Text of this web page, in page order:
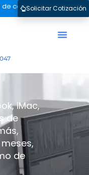
Solicitar Cotización
iMac,
de
de